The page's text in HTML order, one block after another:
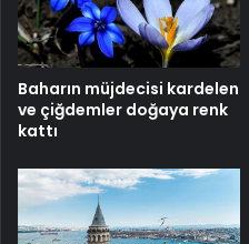
Baharın müjdecisi kardelen
ve çiğdemler doğaya renk
kattı